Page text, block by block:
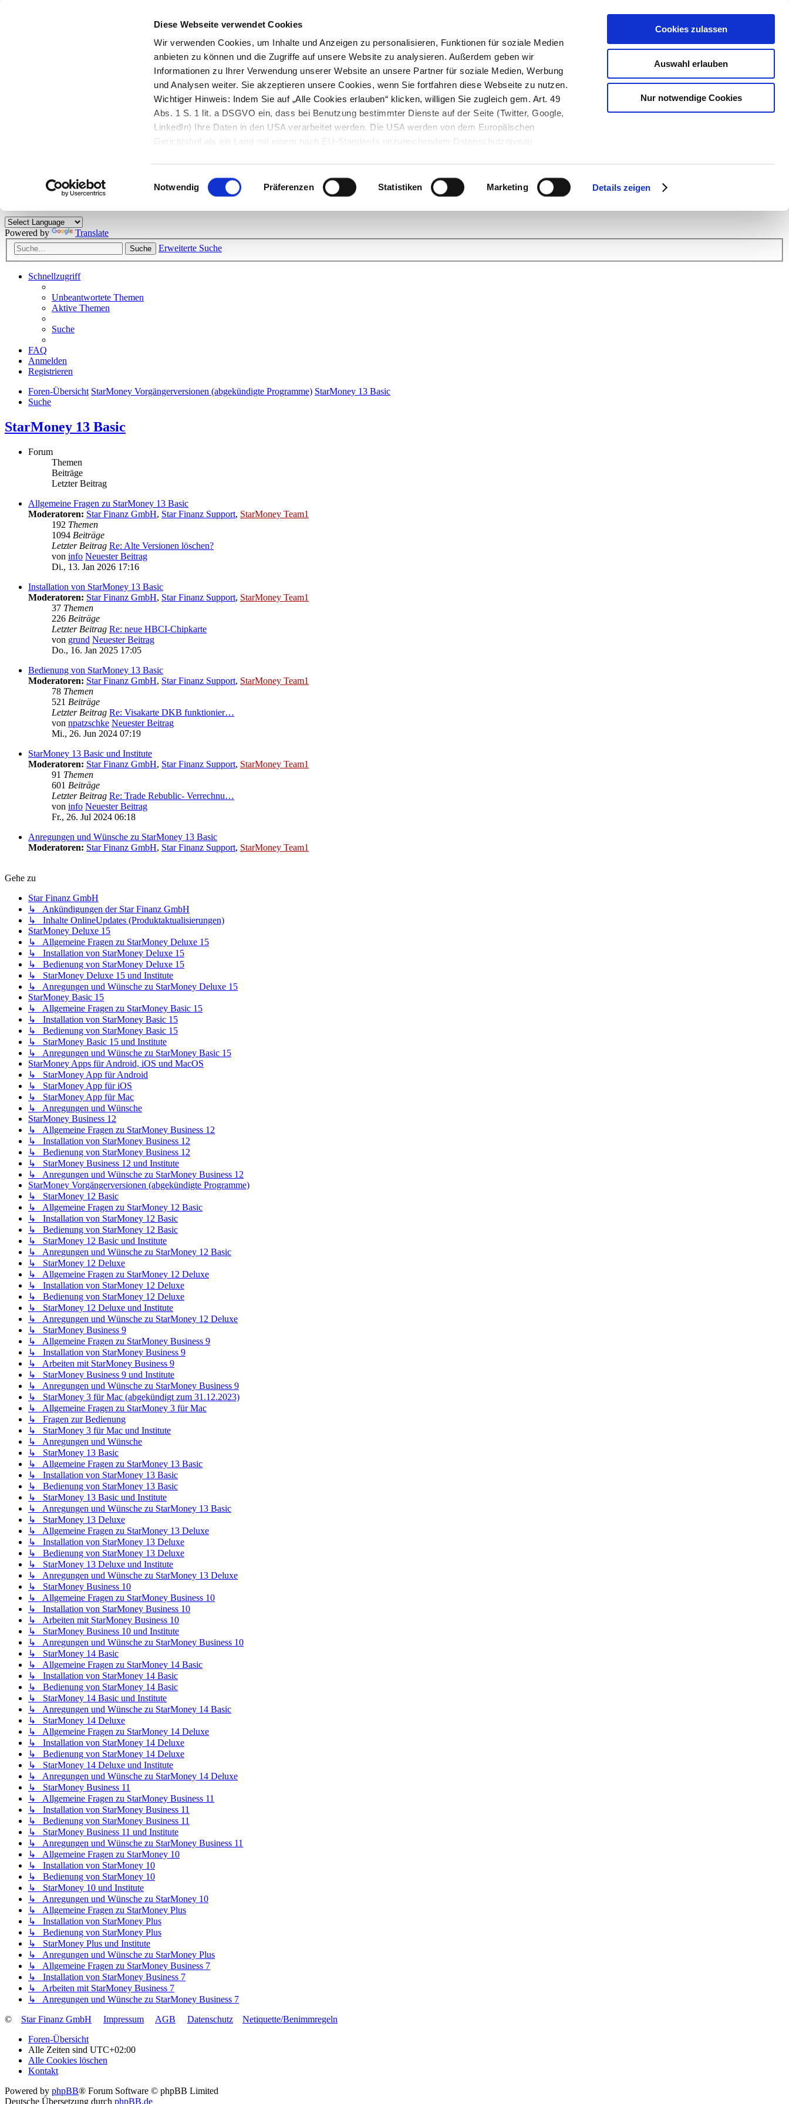
Diese Webseite verwendet Cookies
Wir verwenden Cookies, um Inhalte und Anzeigen zu personalisieren, Funktionen für soziale Medien
anbieten zu können und die Zugriffe auf unsere Website zu analysieren. Außerdem geben wir
Informationen zu Ihrer Verwendung unserer Website an unsere Partner für soziale Medien, Werbung
und Analysen weiter. Sie akzeptieren unsere Cookies, wenn Sie fortfahren diese Webseite zu nutzen.
Wichtiger Hinweis: Indem Sie auf „Alle Cookies erlauben“ klicken, willigen Sie zugleich gem. Art. 49
Abs. 1 S. 1 lit. a DSGVO ein, dass bei Benutzung bestimmter Dienste auf der Seite (Twitter, Google,
LinkedIn) Ihre Daten in den USA verarbeitet werden. Die USA werden von dem Europäischen
Gerichtshof als ein Land mit einem nach EU-Standards unzureichendem Datenschutzniveau
Einwilligungsauswahl
Notwendig Präferenzen Statistiken Marketing Details zeigen
Cookies zulassen
Auswahl erlauben
Nur notwendige Cookies
Herzlich willkommen!
Kunden viele nützliche Hilfestellungen und interessante Tipps und Tricks. Stellen Sie Ihre Fragen und helfen Sie mit Ihrem Wissen anderen weiter.
Powered by Translate
Suche Erweiterte Suche
Schnellzugriff
Unbeantwortete Themen
Aktive Themen
Suche
FAQ
Anmelden
Registrieren
Foren-Übersicht StarMoney Vorgängerversionen (abgekündigte Programme) StarMoney 13 Basic
Suche
StarMoney 13 Basic
Forum
Themen
Beiträge
Letzter Beitrag
Allgemeine Fragen zu StarMoney 13 Basic
Moderatoren: Star Finanz GmbH, Star Finanz Support, StarMoney Team1
192 Themen
1094 Beiträge
Letzter Beitrag Re: Alte Versionen löschen?
von info Neuester Beitrag
Di., 13. Jan 2026 17:16
Installation von StarMoney 13 Basic
Moderatoren: Star Finanz GmbH, Star Finanz Support, StarMoney Team1
37 Themen
226 Beiträge
Letzter Beitrag Re: neue HBCI-Chipkarte
von grund Neuester Beitrag
Do., 16. Jan 2025 17:05
Bedienung von StarMoney 13 Basic
Moderatoren: Star Finanz GmbH, Star Finanz Support, StarMoney Team1
78 Themen
521 Beiträge
Letzter Beitrag Re: Visakarte DKB funktionier…
von npatzschke Neuester Beitrag
Mi., 26. Jun 2024 07:19
StarMoney 13 Basic und Institute
Moderatoren: Star Finanz GmbH, Star Finanz Support, StarMoney Team1
91 Themen
601 Beiträge
Letzter Beitrag Re: Trade Rebublic- Verrechnu…
von info Neuester Beitrag
Fr., 26. Jul 2024 06:18
Anregungen und Wünsche zu StarMoney 13 Basic
Moderatoren: Star Finanz GmbH, Star Finanz Support, StarMoney Team1
Gehe zu
Star Finanz GmbH
↳ Ankündigungen der Star Finanz GmbH
↳ Inhalte OnlineUpdates (Produktaktualisierungen)
StarMoney Deluxe 15
↳ Allgemeine Fragen zu StarMoney Deluxe 15
↳ Installation von StarMoney Deluxe 15
↳ Bedienung von StarMoney Deluxe 15
↳ StarMoney Deluxe 15 und Institute
↳ Anregungen und Wünsche zu StarMoney Deluxe 15
StarMoney Basic 15
↳ Allgemeine Fragen zu StarMoney Basic 15
↳ Installation von StarMoney Basic 15
↳ Bedienung von StarMoney Basic 15
↳ StarMoney Basic 15 und Institute
↳ Anregungen und Wünsche zu StarMoney Basic 15
StarMoney Apps für Android, iOS und MacOS
↳ StarMoney App für Android
↳ StarMoney App für iOS
↳ StarMoney App für Mac
↳ Anregungen und Wünsche
StarMoney Business 12
↳ Allgemeine Fragen zu StarMoney Business 12
↳ Installation von StarMoney Business 12
↳ Bedienung von StarMoney Business 12
↳ StarMoney Business 12 und Institute
↳ Anregungen und Wünsche zu StarMoney Business 12
StarMoney Vorgängerversionen (abgekündigte Programme)
↳ StarMoney 12 Basic
↳ Allgemeine Fragen zu StarMoney 12 Basic
↳ Installation von StarMoney 12 Basic
↳ Bedienung von StarMoney 12 Basic
↳ StarMoney 12 Basic und Institute
↳ Anregungen und Wünsche zu StarMoney 12 Basic
↳ StarMoney 12 Deluxe
↳ Allgemeine Fragen zu StarMoney 12 Deluxe
↳ Installation von StarMoney 12 Deluxe
↳ Bedienung von StarMoney 12 Deluxe
↳ StarMoney 12 Deluxe und Institute
↳ Anregungen und Wünsche zu StarMoney 12 Deluxe
↳ StarMoney Business 9
↳ Allgemeine Fragen zu StarMoney Business 9
↳ Installation von StarMoney Business 9
↳ Arbeiten mit StarMoney Business 9
↳ StarMoney Business 9 und Institute
↳ Anregungen und Wünsche zu StarMoney Business 9
↳ StarMoney 3 für Mac (abgekündigt zum 31.12.2023)
↳ Allgemeine Fragen zu StarMoney 3 für Mac
↳ Fragen zur Bedienung
↳ StarMoney 3 für Mac und Institute
↳ Anregungen und Wünsche
↳ StarMoney 13 Basic
↳ Allgemeine Fragen zu StarMoney 13 Basic
↳ Installation von StarMoney 13 Basic
↳ Bedienung von StarMoney 13 Basic
↳ StarMoney 13 Basic und Institute
↳ Anregungen und Wünsche zu StarMoney 13 Basic
↳ StarMoney 13 Deluxe
↳ Allgemeine Fragen zu StarMoney 13 Deluxe
↳ Installation von StarMoney 13 Deluxe
↳ Bedienung von StarMoney 13 Deluxe
↳ StarMoney 13 Deluxe und Institute
↳ Anregungen und Wünsche zu StarMoney 13 Deluxe
↳ StarMoney Business 10
↳ Allgemeine Fragen zu StarMoney Business 10
↳ Installation von StarMoney Business 10
↳ Arbeiten mit StarMoney Business 10
↳ StarMoney Business 10 und Institute
↳ Anregungen und Wünsche zu StarMoney Business 10
↳ StarMoney 14 Basic
↳ Allgemeine Fragen zu StarMoney 14 Basic
↳ Installation von StarMoney 14 Basic
↳ Bedienung von StarMoney 14 Basic
↳ StarMoney 14 Basic und Institute
↳ Anregungen und Wünsche zu StarMoney 14 Basic
↳ StarMoney 14 Deluxe
↳ Allgemeine Fragen zu StarMoney 14 Deluxe
↳ Installation von StarMoney 14 Deluxe
↳ Bedienung von StarMoney 14 Deluxe
↳ StarMoney 14 Deluxe und Institute
↳ Anregungen und Wünsche zu StarMoney 14 Deluxe
↳ StarMoney Business 11
↳ Allgemeine Fragen zu StarMoney Business 11
↳ Installation von StarMoney Business 11
↳ Bedienung von StarMoney Business 11
↳ StarMoney Business 11 und Institute
↳ Anregungen und Wünsche zu StarMoney Business 11
↳ Allgemeine Fragen zu StarMoney 10
↳ Installation von StarMoney 10
↳ Bedienung von StarMoney 10
↳ StarMoney 10 und Institute
↳ Anregungen und Wünsche zu StarMoney 10
↳ Allgemeine Fragen zu StarMoney Plus
↳ Installation von StarMoney Plus
↳ Bedienung von StarMoney Plus
↳ StarMoney Plus und Institute
↳ Anregungen und Wünsche zu StarMoney Plus
↳ Allgemeine Fragen zu StarMoney Business 7
↳ Installation von StarMoney Business 7
↳ Arbeiten mit StarMoney Business 7
↳ Anregungen und Wünsche zu StarMoney Business 7
©
Star Finanz GmbH Impressum AGB Datenschutz
Netiquette/Benimmregeln
Foren-Übersicht
Alle Zeiten sind UTC+02:00
Alle Cookies löschen
Kontakt
Powered by phpBB® Forum Software © phpBB Limited
Deutsche Übersetzung durch phpBB.de